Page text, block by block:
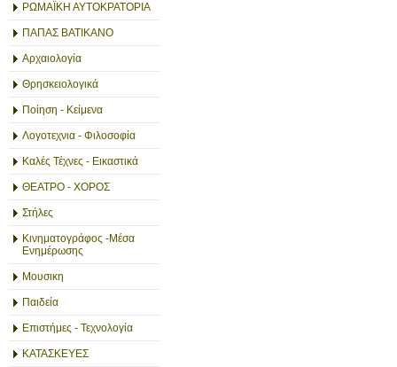
ΡΩΜΑΪΚΗ ΑΥΤΟΚΡΑΤΟΡΙΑ
ΠΑΠΑΣ ΒΑΤΙΚΑΝΟ
Αρχαιολογία
Θρησκειολογικά
Ποίηση - Κείμενα
Λογοτεχνια - Φιλοσοφία
Καλές Τέχνες - Εικαστικά
ΘΕΑΤΡΟ - ΧΟΡΟΣ
Στήλες
Κινηματογράφος -Μέσα
Ενημέρωσης
Μουσικη
Παιδεία
Επιστήμες - Τεχνολογία
ΚΑΤΑΣΚΕΥΕΣ